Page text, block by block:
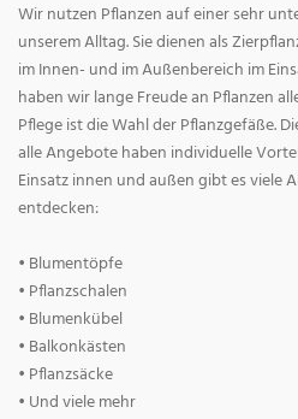
Wir nutzen Pflanzen auf einer sehr
unserem Alltag. Sie dienen als
im Innen- und im Außenbereich im
haben wir lange Freude an Pflanzen
Pflege ist die Wahl der Pflanzgefäße.
alle Angebote haben individuelle
Einsatz innen und außen gibt es viele
entdecken:
• Blumentöpfe
• Pflanzschalen
• Blumenkübel
• Balkonkästen
• Pflanzsäcke
• Und viele mehr